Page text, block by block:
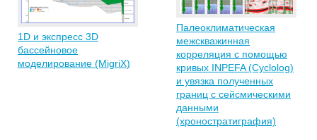
1D и экспресс 3D
бассейновое
моделирование (MigriX)
Палеоклиматическая
межскважинная
корреляция с помощью
кривых INPEFA (Cyclolog)
и увязка полученных
границ с сейсмическими
данными
(хроностратиграфия)